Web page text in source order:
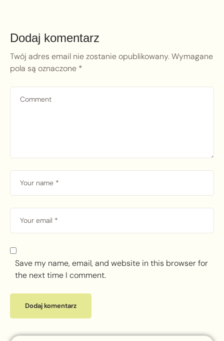
Dodaj komentarz
Twój adres email nie zostanie opublikowany.Wymagane
pola są oznaczone *
Save my name, email, and website in this browser for
the next time I comment.